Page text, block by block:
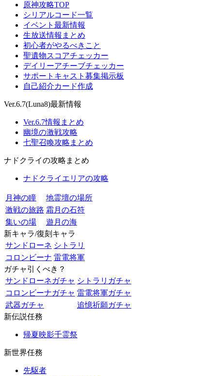
原神攻略TOP
シリアルコード一覧
イベント最新情報
生放送情報まとめ
初心者がやるべきこと
聖遺物スコアチェッカー
デイリーアチーブチェッカー
サポートキャスト募集掲示板
自己紹介カード作成
Ver.6.7(Luna8)最新情報
Ver.6.7情報まとめ
幽境の激戦攻略
七聖召喚攻略まとめ
ナドクライの攻略まとめ
ナドクライエリアの攻略
月神の瞳
地霊壇の場所
激戦の旅路 霜月の石符
集いの場
遊月の海
新キャラ/復刻キャラ
サンドローネ シトラリ
コロンビーナ 雷電将軍
ガチャ引くべき？
サンドローネガチャ シトラリガチャ
コロンビーナガチャ 雷電将軍ガチャ
武器ガチャ
追憶祈願ガチャ
新伝説任務
帰夏映影千霊祭
新世界任務
先駆者